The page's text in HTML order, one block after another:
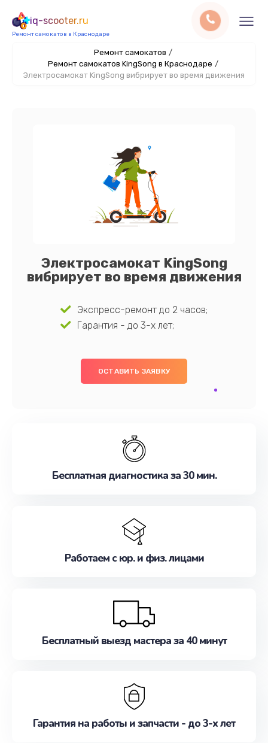
iq-scooter.ru
Ремонт самокатов в Краснодаре
Ремонт самокатов /
Ремонт самокатов KingSong в Краснодаре /
Электросамокат KingSong вибрирует во время движения
Электросамокат KingSong
вибрирует во время движения
Экспресс-ремонт до 2 часов;
Гарантия - до 3-х лет;
ОСТАВИТЬ ЗАЯВКУ
Бесплатная диагностика за 30 мин.
Работаем с юр. и физ. лицами
Бесплатный выезд мастера за 40 минут
Гарантия на работы и запчасти - до 3-х лет